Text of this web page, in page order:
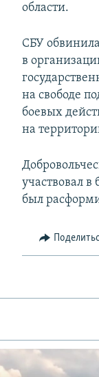
области.
СБУ
в
на свободе
боевых
на
участвовал в
был